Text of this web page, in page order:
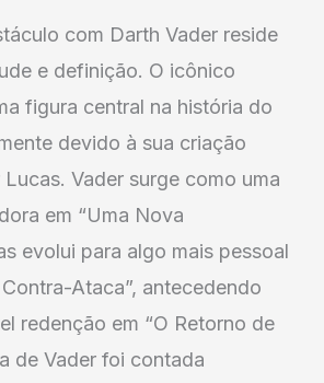
com Darth Vader reside
e definição. O icônico
figura central na história do
devido à sua criação
Vader surge como uma
em “Uma Nova
evolui para algo mais pessoal
Ataca”, antecedendo
redenção em “O Retorno de
de Vader foi contada